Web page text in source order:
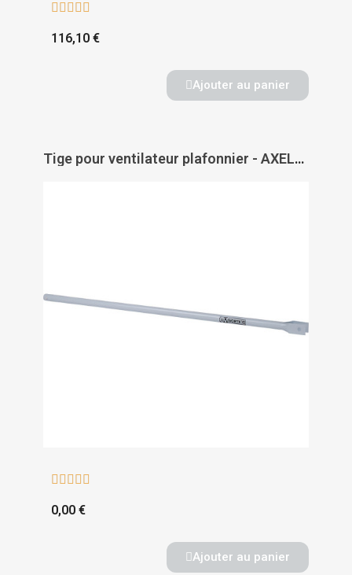
    
116,10 €
Ajouter au panier
Tige pour ventilateur plafonnier - AXELAIR
    
0,00 €
Ajouter au panier